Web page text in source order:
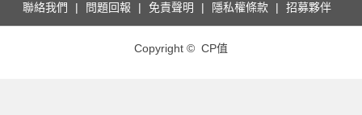
聯絡我們 問題回報 免責聲明 隱私權條款 招募夥伴
Copyright © CP值